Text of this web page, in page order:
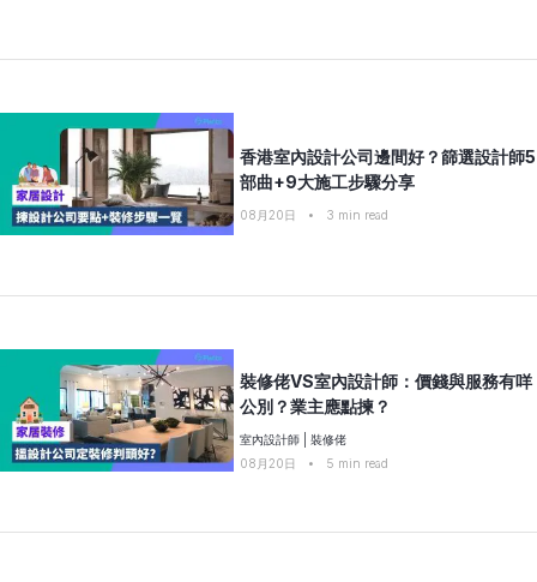
香港室內設計公司邊間好？篩選設計師5
部曲+9大施工步驟分享
08月20日 • 3 min read
裝修佬VS室內設計師：價錢與服務有咩
公別？業主應點揀？
室內設計師
裝修佬
08月20日
• 5 min read